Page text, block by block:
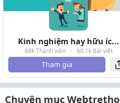
Kinh nghiệm hay hữu íc...
88k Thành viên · 60.1k Bài viết
Tham gia
Chuyên mục Webtretho